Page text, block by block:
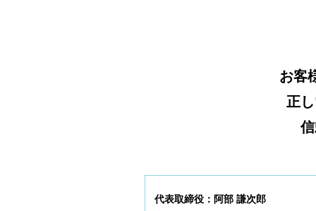
お客
正
代表取締役：阿部 謙次郎